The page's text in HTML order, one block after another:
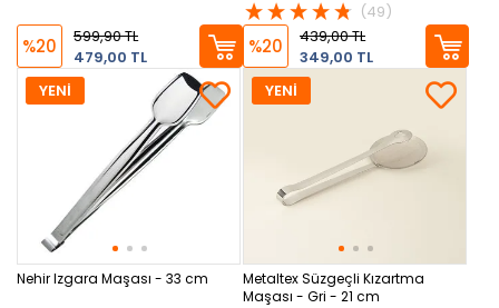
%20
599,90 TL
479,00 TL
(49)
%20
439,00 TL
349,00 TL
Nehir Izgara Maşası - 33 cm
YENİ
Metaltex Süzgeçli Kızartma
Maşası - Gri - 21 cm
YENİ